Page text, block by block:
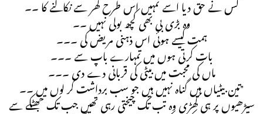
کس نے حق دیا اسے تمہیں اس طرح گھر سے نکالنے کا ۔۔
وہ بڑی بی بھی کچھ بولی نہیں ۔۔
ہمت کیسے ہوئی اس ذہنی مریض کی ۔۔۔
بات کرتی ہوں میں تمہارے باپ سے ۔۔۔
ماں کی محبت میں بیٹی کی قربانی دے دی ۔۔۔
تین بیٹیاں ہیں گناہ نہیں ہیں جو سب برداشت کر لوں میں ۔۔”
سیڑھیوں پر ہی کھڑی وہ تب تک چیختی رہی تھیں جب تک جھٹکے سے